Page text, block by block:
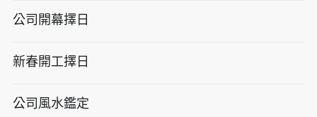
公司開幕擇日
新春開工擇日
公司風水鑑定